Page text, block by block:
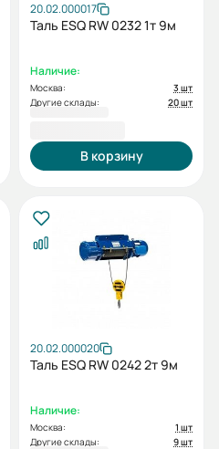
20.02.000017
Таль ESQ RW 0232 1т 9м
Наличие:
Москва:
3 шт
Другие склады:
20 шт
В корзину
20.02.000020
Таль ESQ RW 0242 2т 9м
Наличие:
Москва:
1 шт
Другие склады:
9 шт